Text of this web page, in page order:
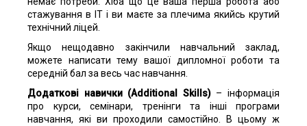
стажування в IT і ви маєте за плечима якийсь крутий
технічний ліцей.
Якщо нещодавно закінчили навчальний заклад,
можете написати тему вашої дипломної роботи та
середній бал за весь час навчання.
Додаткові навички (Additional Skills) – інформація
про курси, семінари, тренінги та інші програми
навчання, які ви проходили самостійно. В цьому ж